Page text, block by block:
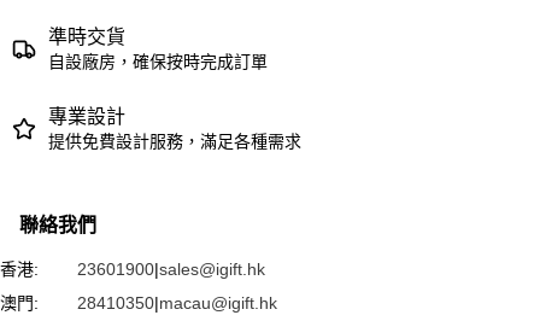
準時交貨
自設廠房，確保按時完成訂單
專業設計
提供免費設計服務，滿足各種需求
聯絡我們
香港: 23601900|sales@igift.hk
澳門:
28410350|macau@igift.hk